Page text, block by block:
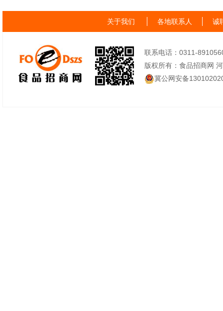
关于我们 各地联系人 诚
联系电话：0311-
版权所有：食品招商网
冀公网安备